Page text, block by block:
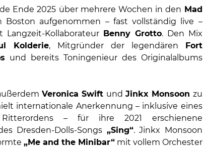
Ende 2025 über mehrere Wochen in den
Mad
Boston aufgenommen – fast vollständig live –
Langzeit-Kollaborateur
Benny Grotto. Den Mix
Kolderie, Mitgründer der legendären
Fort
und bereits Toningenieur des Originalalbums
Veronica Swift und Jinkx Monsoon zu
internationale Anerkennung – inklusive eines
Ritterordens – für ihre 2021 erschienene
Dresden-Dolls-Songs „Sing“. Jinkx Monsoon
„Me and the Minibar“mit vollem Orchester